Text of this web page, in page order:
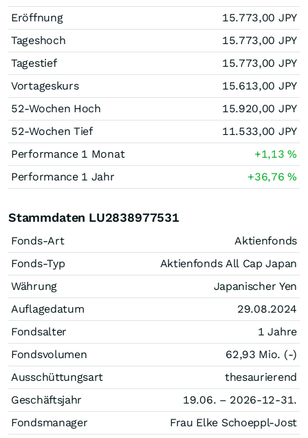
Eröffnung
15.773,00 JPY
Tageshoch
15.773,00 JPY
Tagestief
15.773,00 JPY
Vortageskurs
15.613,00 JPY
52-Wochen Hoch
15.920,00 JPY
52-Wochen Tief
11.533,00 JPY
Performance 1 Monat
+1,13%
Performance 1 Jahr
+36,76%
Stammdaten LU2838977531
Fonds-Art
Aktienfonds
Fonds-Typ
Aktienfonds All Cap Japan
Währung
Japanischer Yen
Auflagedatum
29.08.2024
Fondsalter
1 Jahre
Fondsvolumen
62,93 Mio. (-)
Ausschüttungsart
thesaurierend
Geschäftsjahr
19.06. – 2026-12-31.
Fondsmanager
Frau Elke Schoeppl-Jost